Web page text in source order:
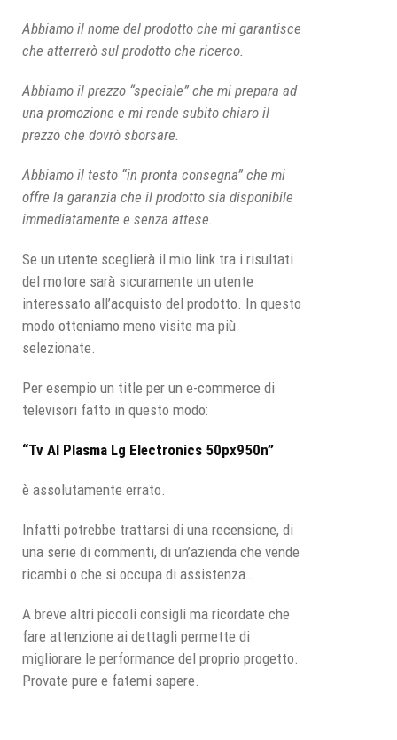
Abbiamo il nome del prodotto che mi garantisce
che atterrerò sul prodotto che ricerco.
Abbiamo il prezzo “speciale” che mi prepara ad
una promozione e mi rende subito chiaro il
prezzo che dovrò sborsare.
Abbiamo il testo “in pronta consegna” che mi
offre la garanzia che il prodotto sia disponibile
immediatamente e senza attese.
Se un utente sceglierà il mio link tra i risultati
del motore sarà sicuramente un utente
interessato all’acquisto del prodotto. In questo
modo otteniamo meno visite ma più
selezionate.
Per esempio un title per un e-commerce di
televisori fatto in questo modo:
“Tv Al Plasma Lg Electronics 50px950n”
è assolutamente errato.
Infatti potrebbe trattarsi di una recensione, di
una serie di commenti, di un’azienda che vende
ricambi o che si occupa di assistenza…
A breve altri piccoli consigli ma ricordate che
fare attenzione ai dettagli permette di
migliorare le performance del proprio progetto.
Provate pure e fatemi sapere.